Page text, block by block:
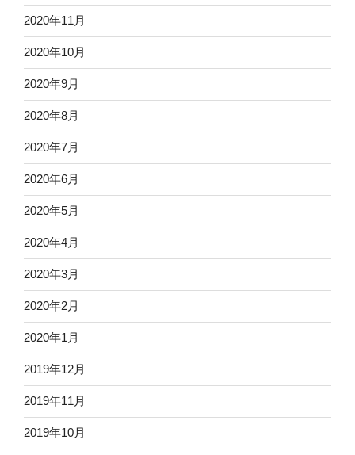
2020年11月
2020年10月
2020年9月
2020年8月
2020年7月
2020年6月
2020年5月
2020年4月
2020年3月
2020年2月
2020年1月
2019年12月
2019年11月
2019年10月